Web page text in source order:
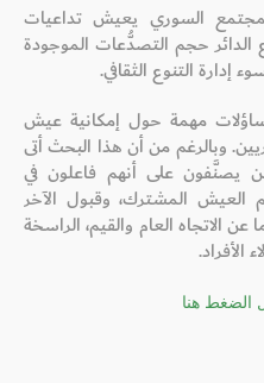
السوري يعيش تداعيات
حجم التصدُّعات الموجودة
إدارة التنوع الثقافي.
مهمة حول إمكانية عيش
وبالرغم من أن هذا البحث أتى
يصنَّفون على أنهم فاعلون في
العيش المشترك، وقبول الآخر
الاتجاه العام والقيم، الراسخة
الأفراد.
الضغط هنا